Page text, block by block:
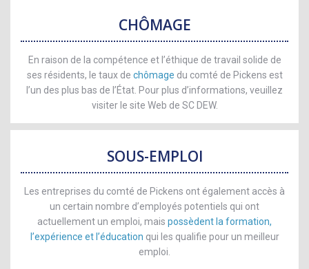
CHÔMAGE
En raison de la compétence et l’éthique de travail solide de
ses résidents, le taux de chômage du comté de Pickens est
l’un des plus bas de l’État. Pour plus d’informations, veuillez
visiter le site Web de SC DEW.
SOUS-EMPLOI
Les entreprises du comté de Pickens ont également accès à
un certain nombre d’employés potentiels qui ont
actuellement un emploi, mais possèdent la formation,
l’expérience et l’éducation qui les qualifie pour un meilleur
emploi.